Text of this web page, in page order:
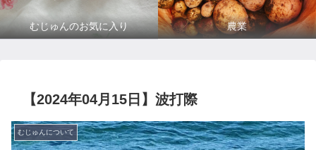
むじゅんのお気に入り 農業
【2024年04月15日】波打際
むじゅんについて